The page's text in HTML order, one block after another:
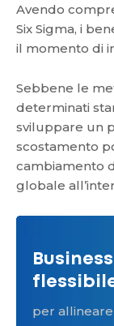
Avendo
Six Sigma, i
il momento di
Sebbene le
determinati
sviluppare un
scostamento
cambiamento
globale
per